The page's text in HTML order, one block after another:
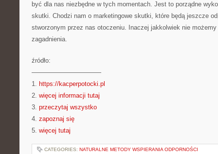
być dla nas niezbędne w tych momentach. Jest to porządne
skutki. Chodzi nam o marketingowe skutki, które będą jeszcze
stworzonym przez nas otoczeniu. Inaczej jakkolwiek nie
zagadnienia.
źródło:
———————————
1. https://kacperpotocki.pl
2. więcej informacji tutaj
3. przeczytaj wszystko
4. zapoznaj się
5. więcej tutaj
CATEGORIES: NATURALNE METODY WSPIERANIA ODPORNOŚCI